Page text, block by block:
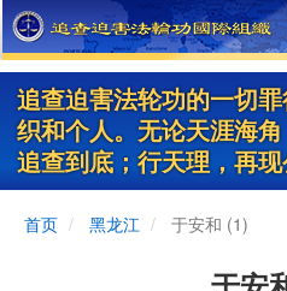
Skip
to
main
content
追查迫害法轮功的一切
织和个人。无论天涯海
追查到底；行天理，再现
首页 黑龙江 于安和 (1)